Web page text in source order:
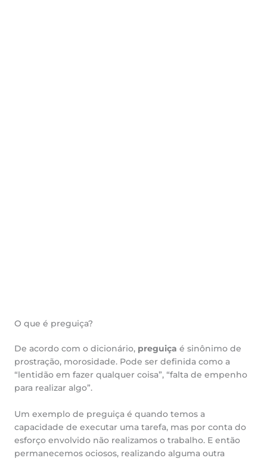
O que é preguiça?
De acordo com o dicionário, preguiça é sinônimo de
prostração, morosidade. Pode ser definida como a
“lentidão em fazer qualquer coisa”, “falta de empenho
para realizar algo”.
Um exemplo de preguiça é quando temos a
capacidade de executar uma tarefa, mas por conta do
esforço envolvido não realizamos o trabalho. E então
permanecemos ociosos, realizando alguma outra